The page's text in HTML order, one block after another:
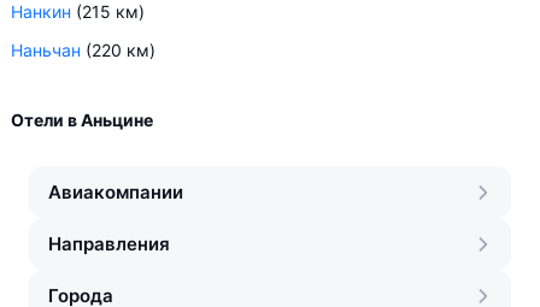
Нанкин (215 км)
Наньчан (220 км)
Отели в Аньцине
Авиакомпании
Направления
Города